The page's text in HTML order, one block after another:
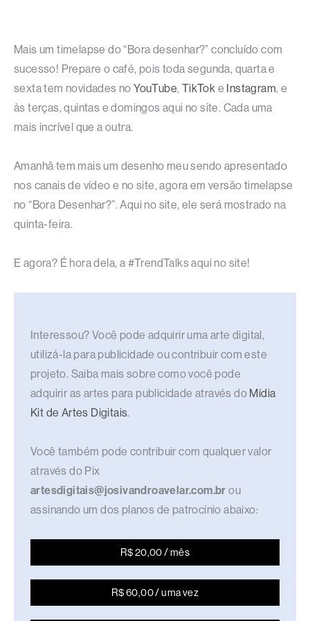
Mais um timelapse do “Bora desenhar?” concluído com
sucesso! Prepare o café, pois toda segunda, quarta e
sexta tem novidades noYouTube, TikTok e Instagram, e
às terças, quintas e domingos aqui no site. Cada uma
mais incrível que a outra.
Amanhã tem mais um desenho meu sendo apresentado
nos canais de vídeo e no site, agora em versão timelapse
no “Bora Desenhar?”. Aqui no site, ele será mostrado na
quinta-feira.
E agora? É hora dela, a #TrendTalks aqui no site!
Interessou? Você pode adquirir uma arte digital,
utilizá-la para publicidade ou contribuir com este
projeto. Saiba mais sobre como você pode
adquirir as artes para publicidade através do Mídia
Kit de Artes Digitais.
Você também pode contribuir com qualquer valor
através do Pix
artesdigitais@josivandroavelar.com.br ou
assinando um dos planos de patrocínio abaixo:
R$ 20,00 / mês
R$ 60,00 / uma vez